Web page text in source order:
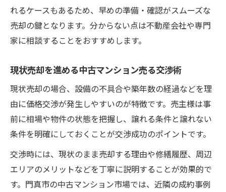
れるケースもあるため、早めの準備・確認がスムーズな
売却の鍵となります。分からない点は不動産会社や専門
家に相談することをおすすめします。
現状売却を進める中古マンション売る交渉術
現状売却の場合、設備の不具合や築年数の経過などを理
由に価格交渉が発生しやすいのが特徴です。売主様は事
前に相場や物件の状態を把握し、譲れる条件と譲れない
条件を明確にしておくことが交渉成功のポイントです。
交渉時には、現状のまま売却する理由や修繕履歴、周辺
エリアのメリットなどを丁寧に説明することが効果的で
す。門真市の中古マンション市場では、近隣の成約事例